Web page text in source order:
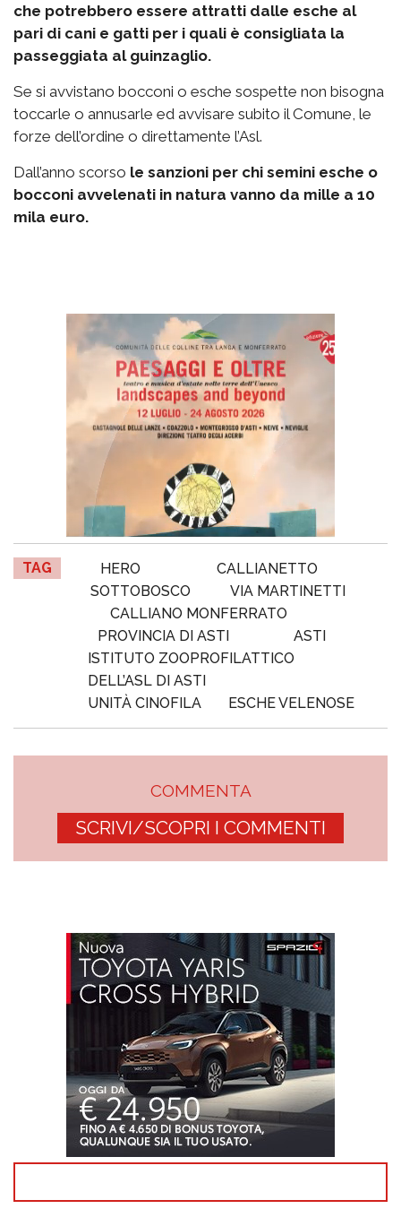
che potrebbero essere attratti dalle esche al
pari di cani e gatti per i quali è consigliata la
passeggiata al guinzaglio.
Se si avvistano bocconi o esche sospette non bisogna
toccarle o annusarle ed avvisare subito il Comune, le
forze dell’ordine o direttamente l’Asl.
Dall’anno scorso le sanzioni per chi semini esche o
bocconi avvelenati in natura vanno da mille a 10
mila euro.
TAG HERO
CALLIANETTO
SOTTOBOSCO
VIA MARTINETTI
CALLIANO MONFERRATO
PROVINCIA DI ASTI
ASTI
ISTITUTO ZOOPROFILATTICO
DELL’ASL DI ASTI
UNITÀ CINOFILA
ESCHE VELENOSE
COMMENTA
SCRIVI/SCOPRI I COMMENTI